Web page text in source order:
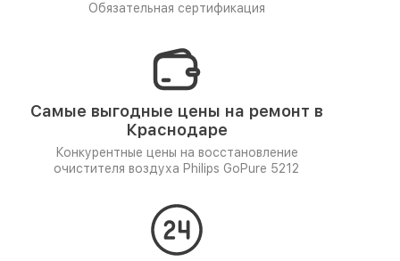
Обязательная сертификация
Самые выгодные цены на ремонт в
Краснодаре
Конкурентные цены на восстановление
очистителя воздуха Philips GoPure 5212